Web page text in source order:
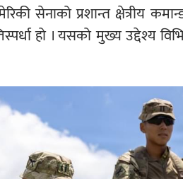
सेनाको प्रशान्त
हो । यसको मुख्य उद्देश्य